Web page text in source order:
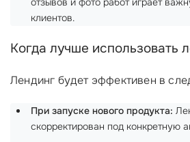
клиентов.
Когда лучше использовать
Лендинг будет эффективен в
При запуске нового продукта:
скорректирован под конкретную